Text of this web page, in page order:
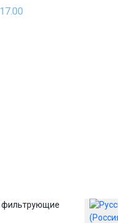
фильтрующие